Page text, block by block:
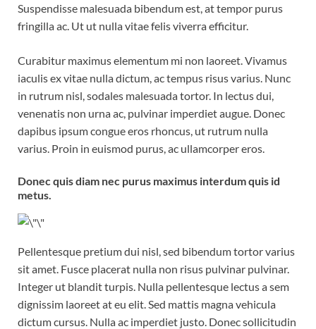
Suspendisse malesuada bibendum est, at tempor purus
fringilla ac. Ut ut nulla vitae felis viverra efficitur.
Curabitur maximus elementum mi non laoreet. Vivamus
iaculis ex vitae nulla dictum, ac tempus risus varius. Nunc
in rutrum nisl, sodales malesuada tortor. In lectus dui,
venenatis non urna ac, pulvinar imperdiet augue. Donec
dapibus ipsum congue eros rhoncus, ut rutrum nulla
varius. Proin in euismod purus, ac ullamcorper eros.
Donec quis diam nec purus maximus interdum quis id
metus.
Pellentesque pretium dui nisl, sed bibendum tortor varius
sit amet. Fusce placerat nulla non risus pulvinar pulvinar.
Integer ut blandit turpis. Nulla pellentesque lectus a sem
dignissim laoreet at eu elit. Sed mattis magna vehicula
dictum cursus. Nulla ac imperdiet justo. Donec sollicitudin